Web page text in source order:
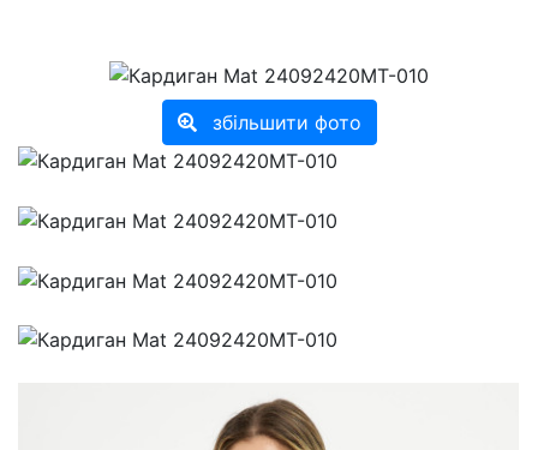
збільшити фото